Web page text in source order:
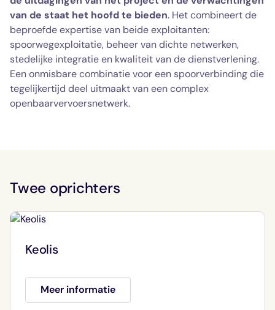
van de staat het hoofd te bieden. Het combineert de
beproefde expertise van beide exploitanten:
spoorwegexploitatie, beheer van dichte netwerken,
stedelijke integratie en kwaliteit van de dienstverlening.
Een onmisbare combinatie voor een spoorverbinding die
tegelijkertijd deel uitmaakt van een complex
openbaarvervoersnetwerk.
Twee oprichters
Keolis
Meer informatie